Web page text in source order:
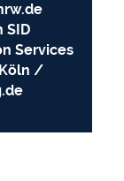
SID
Services
Köln /